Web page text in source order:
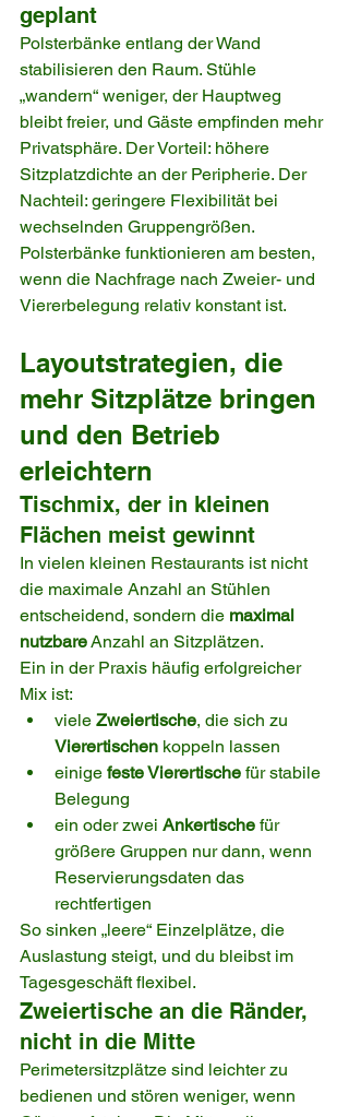
geplant
Polsterbänke entlang der Wand
stabilisieren den Raum. Stühle
„wandern“ weniger, der Hauptweg
bleibt freier, und Gäste empfinden mehr
Privatsphäre. Der Vorteil: höhere
Sitzplatzdichte an der Peripherie. Der
Nachteil: geringere Flexibilität bei
wechselnden Gruppengrößen.
Polsterbänke funktionieren am besten,
wenn die Nachfrage nach Zweier- und
Viererbelegung relativ konstant ist.
Layoutstrategien, die
mehr Sitzplätze bringen
und den Betrieb
erleichtern
Tischmix, der in kleinen
Flächen meist gewinnt
In vielen kleinen Restaurants ist nicht
die maximale Anzahl an Stühlen
entscheidend, sondern die maximal
nutzbare Anzahl an Sitzplätzen.
Ein in der Praxis häufig erfolgreicher
Mix ist:
viele Zweiertische, die sich zu
Vierertischen koppeln lassen
einige feste Vierertische für stabile
Belegung
ein oder zwei Ankertische für
größere Gruppen nur dann, wenn
Reservierungsdaten das
rechtfertigen
So sinken „leere“ Einzelplätze, die
Auslastung steigt, und du bleibst im
Tagesgeschäft flexibel.
Zweiertische an die Ränder,
nicht in die Mitte
Perimetersitzplätze sind leichter zu
bedienen und stören weniger, wenn